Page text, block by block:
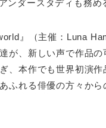
ンダースタディも務め
』（主催：Luna
が、新しい声で作品
、本作でも世界初演
ふれる俳優の方々から